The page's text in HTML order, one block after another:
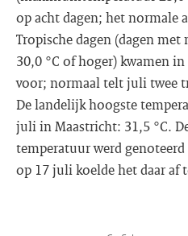
op acht dagen; het normale
Tropische dagen (dagen
30,0 °C of hoger) kwamen
voor; normaal telt juli twee
De landelijk hoogste
juli in Maastricht: 31,5 °C.
temperatuur werd genoteerd
op 17 juli koelde het daar af